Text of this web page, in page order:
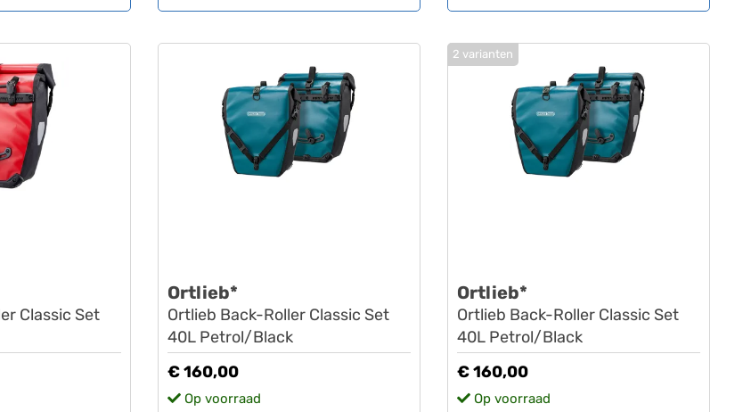
Classic Set
Ortlieb*
Ortlieb Back-Roller Classic Set
40L Petrol/Black
€ 160,00
Op voorraad
Ortlieb*
Ortlieb Back-Roller Classic Set
40L Petrol/Black
2 varianten
€ 160,00
Op voorraad